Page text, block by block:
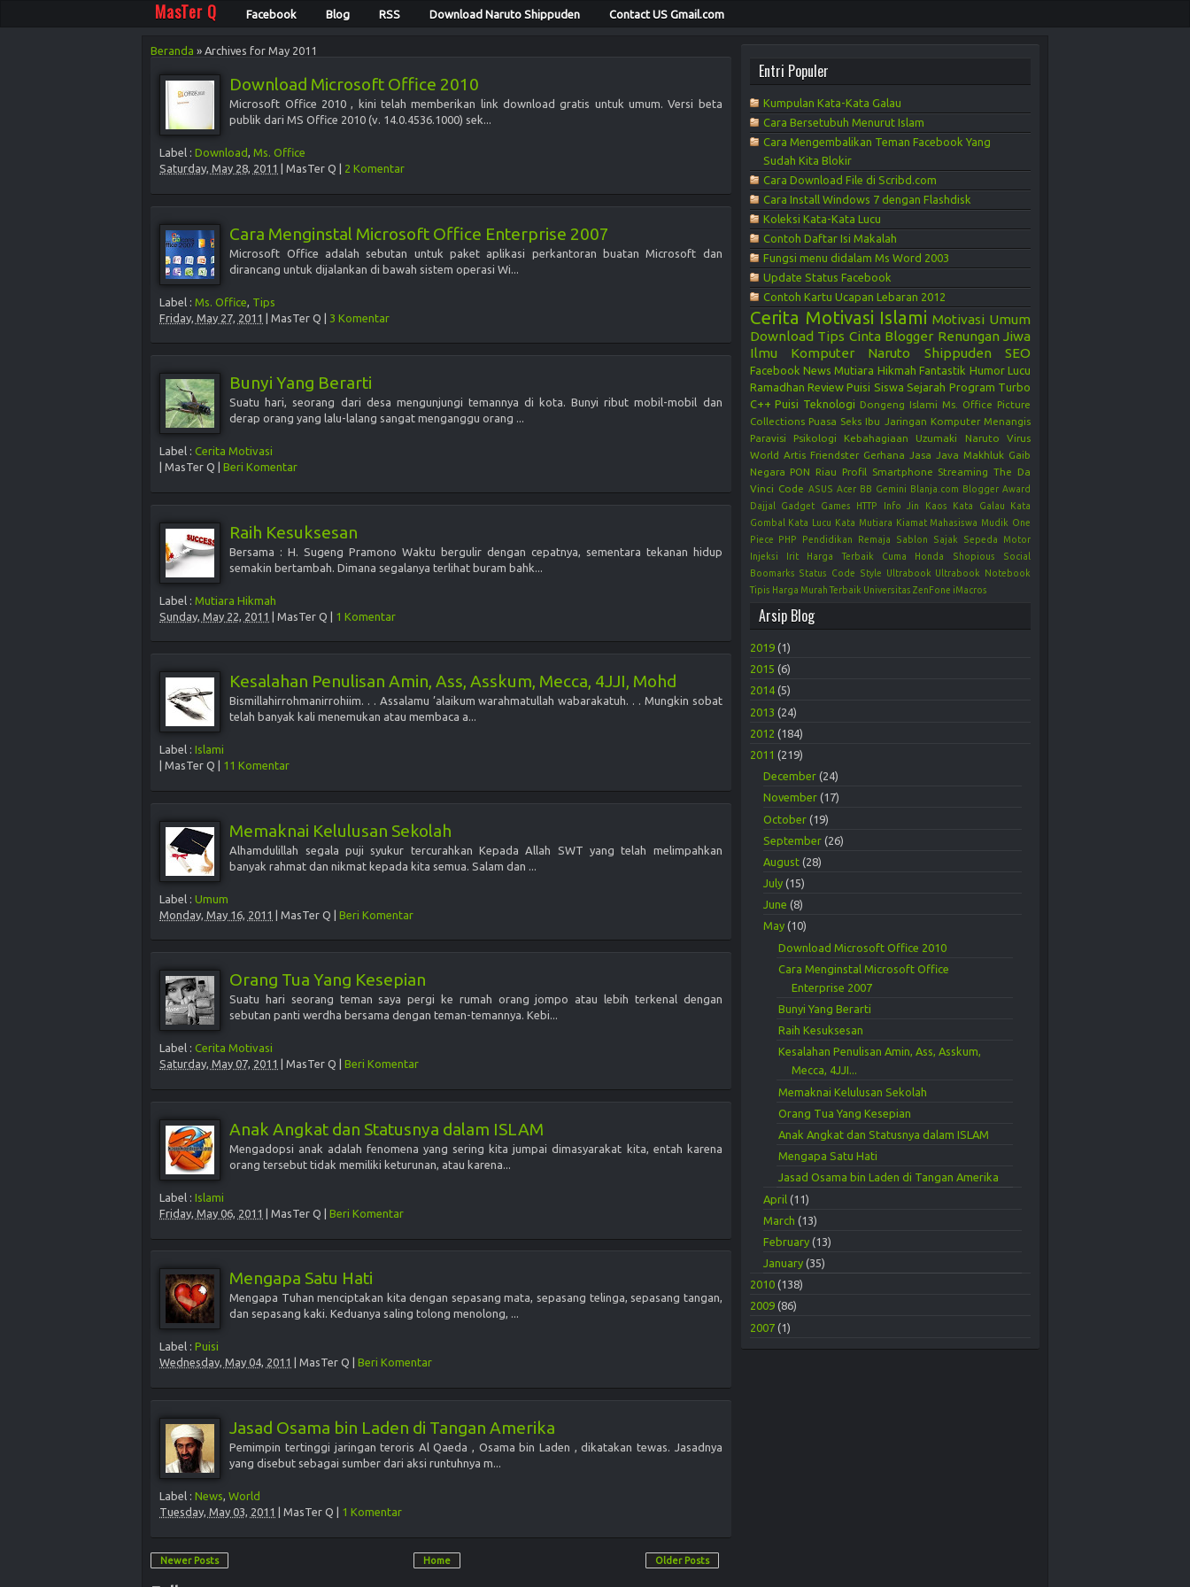
MasTer Q Facebook Blog RSS Download Naruto Shippuden Contact US Gmail.com
Beranda »Archives for May 2011
Download Microsoft Office 2010
Microsoft Office 2010 , kini telah memberikan link download gratis untuk umum. Versi beta
publik dari MS Office 2010 (v. 14.0.4536.1000) sek...
Label :Download,Ms. Office
Saturday, May 28, 2011
|MasTer Q 2 Komentar
Cara Menginstal Microsoft Office Enterprise 2007
Microsoft Office adalah sebutan untuk paket aplikasi perkantoran buatan Microsoft dan
dirancang untuk dijalankan di bawah sistem operasi Wi...
Label :Ms. Office Tips
Friday, May 27, 2011 |MasTer Q | 3 Komentar
Bunyi Yang Berarti
Suatu hari, seorang dari desa mengunjungi temannya di kota. Bunyi ribut mobil-mobil dan
derap orang yang lalu-lalang sangat menganggu orang ...
Label :Cerita Motivasi
|MasTer Q |Beri Komentar
Raih Kesuksesan
Bersama : H. Sugeng Pramono Waktu bergulir dengan cepatnya, sementara tekanan hidup
semakin bertambah. Dimana segalanya terlihat buram bahk...
Label :Mutiara Hikmah
Sunday, May 22, 2011 |MasTer Q | 1 Komentar
Kesalahan Penulisan Amin, Ass, Asskum, Mecca, 4JJI, Mohd
Bismillahirrohmanirrohiim. . . Assalamu ’alaikum warahmatullah wabarakatuh. . . Mungkin sobat
telah banyak kali menemukan atau membaca a...
Label :Islami
|MasTer Q 11 Komentar
Memaknai Kelulusan Sekolah
Alhamdulillah segala puji syukur tercurahkan Kepada Allah SWT yang telah melimpahkan
banyak rahmat dan nikmat kepada kita semua. Salam dan ...
Label :Umum
Monday, May 16, 2011 |MasTer Q |Beri Komentar
Orang Tua Yang Kesepian
Suatu hari seorang teman saya pergi ke rumah orang jompo atau lebih terkenal dengan
sebutan panti werdha bersama dengan teman-temannya. Kebi...
Label :Cerita Motivasi
Saturday, May 07, 2011
|MasTer Q |Beri Komentar
Anak Angkat dan Statusnya dalam ISLAM
Mengadopsi anak adalah fenomena yang sering kita jumpai dimasyarakat kita, entah karena
orang tersebut tidak memiliki keturunan, atau karena...
Label :Islami
Friday, May 06, 2011 |MasTer Q |Beri Komentar
Mengapa Satu Hati
Mengapa Tuhan menciptakan kita dengan sepasang mata, sepasang telinga, sepasang tangan,
dan sepasang kaki. Keduanya saling tolong menolong, ...
Label :Puisi
Wednesday, May 04, 2011
|MasTer Q |Beri Komentar
Jasad Osama bin Laden di Tangan Amerika
Pemimpin tertinggi jaringan teroris Al Qaeda , Osama bin Laden , dikatakan tewas. Jasadnya
yang disebut sebagai sumber dari aksi runtuhnya m...
Label :News,World
Tuesday, May 03, 2011
|MasTer Q 1 Komentar
Newer Posts Older Posts
Home
Entri Populer
Kumpulan Kata-Kata Galau
Cara Bersetubuh Menurut Islam
Cara Mengembalikan Teman Facebook Yang
Sudah Kita Blokir
Cara Download File di Scribd.com
Cara Install Windows 7 dengan Flashdisk
Koleksi Kata-Kata Lucu
Contoh Daftar Isi Makalah
Fungsi menu didalam Ms Word 2003
Update Status Facebook
Contoh Kartu Ucapan Lebaran 2012
Cerita Motivasi Islami Motivasi Umum
Download Tips Cinta Blogger Renungan Jiwa
Ilmu Komputer
Naruto Shippuden SEO
Facebook News Mutiara Hikmah Fantastik Humor Lucu
Ramadhan Review Puisi Siswa Sejarah Program Turbo
C++ Puisi Teknologi Dongeng Islami Ms. Office Picture
Collections Puasa Seks Ibu Jaringan Komputer Menangis
Paravisi
Psikologi Kebahagiaan Uzumaki Naruto
Virus
World Artis Friendster Gerhana Jasa Java Makhluk Gaib
Negara PON Riau Profil Smartphone Streaming The Da
Vinci Code ASUS Acer BB Gemini Blanja.com Blogger Award
Dajjal
Gadget Games HTTP Info Jin Kaos Kata Galau
Kata
Gombal Kata Lucu Kata Mutiara Kiamat Mahasiswa Mudik One
Piece PHP Pendidikan Remaja Sablon Sajak
Sepeda Motor
Injeksi Irit Harga Terbaik Cuma Honda
Shopious
Social
Boomarks Status Code Style Ultrabook Ultrabook Notebook
Tipis Harga Murah Terbaik Universitas ZenFone iMacros
Arsip Blog
2019 (1)
2015 (6)
2014 (5)
2013 (24)
2012 (184)
2011 (219)
December (24)
November (17)
October (19)
September (26)
August (28)
July (15)
June (8)
May (10)
Download Microsoft Office 2010
Cara Menginstal Microsoft Office
Enterprise 2007
Bunyi Yang Berarti
Raih Kesuksesan
Kesalahan Penulisan Amin, Ass, Asskum,
Mecca, 4JJI...
Memaknai Kelulusan Sekolah
Orang Tua Yang Kesepian
Anak Angkat dan Statusnya dalam ISLAM
Mengapa Satu Hati
Jasad Osama bin Laden di Tangan Amerika
April (11)
March (13)
February (13)
January (35)
2010 (138)
2009 (86)
2007 (1)